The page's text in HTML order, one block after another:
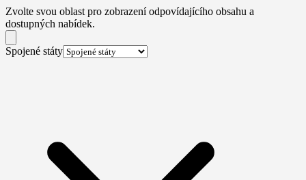
Zvolte svou oblast pro zobrazení odpovídajícího obsahu a
dostupných nabídek.
Spojené státy